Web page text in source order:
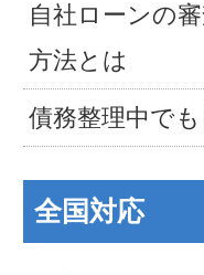
自社ローンの
方法とは
債務整理中で
全国対応